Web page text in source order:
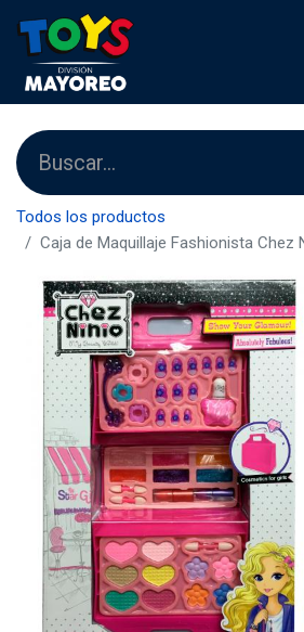
Todos los productos
Caja de Maquillaje Fashionista Chez